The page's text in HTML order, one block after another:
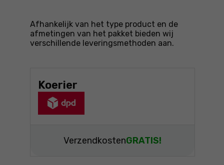
Afhankelijk van het type product en de
afmetingen van het pakket bieden wij
verschillende leveringsmethoden aan.
Koerier
VerzendkostenGRATIS!